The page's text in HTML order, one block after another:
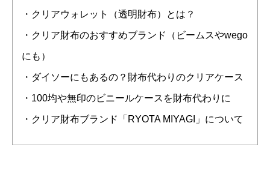
・クリアウォレット（透明財布）とは？
・クリア財布のおすすめブランド（ビームスやwego
にも）
・ダイソーにもあるの？財布代わりのクリアケース
・100均や無印のビニールケースを財布代わりに
・クリア財布ブランド「RYOTA MIYAGI」について